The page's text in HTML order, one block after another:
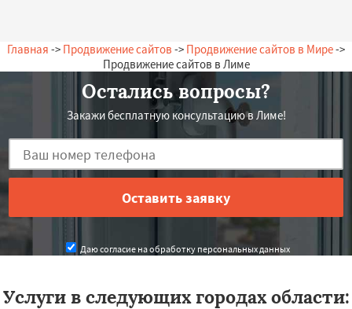
Главная -> Продвижение сайтов -> Продвижение сайтов в Мире->
Продвижение сайтов в Лиме
Остались вопросы?
Закажи бесплатную консультацию в Лиме!
Даю согласие на обработку персональных данных
Услуги в следующих городах области: